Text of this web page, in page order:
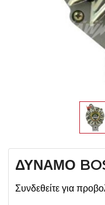
ΔΥΝΑΜΟ
Συνδεθείτε για